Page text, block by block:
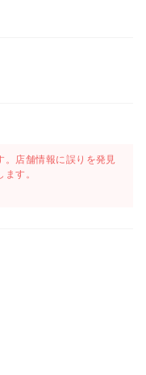
。店舗情報に誤りを発見
す。